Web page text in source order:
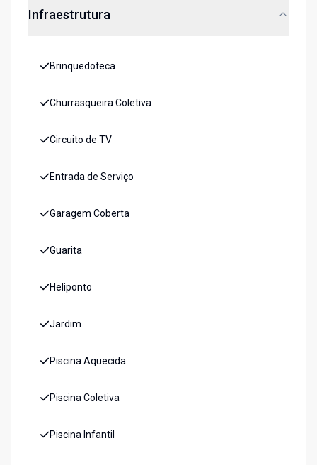
Infraestrutura
Brinquedoteca
Churrasqueira Coletiva
Circuito de TV
Entrada de Serviço
Garagem Coberta
Guarita
Heliponto
Jardim
Piscina Aquecida
Piscina Coletiva
Piscina Infantil